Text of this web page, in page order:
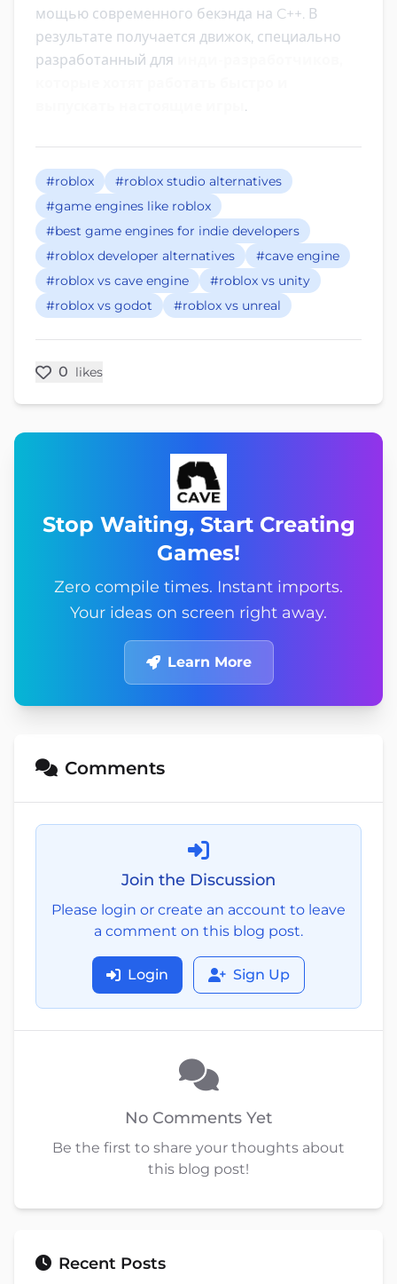
мощью современного бекэнда на C++. В
результате получается движок, специально
разработанный для
.
#roblox
#roblox studio alternatives
#game engines like roblox
#best game engines for indie developers
#roblox developer alternatives
#cave engine
#roblox vs cave engine
#roblox vs unity
#roblox vs godot
#roblox vs unreal
0 likes
Stop Waiting, Start Creating
Games!
Zero compile times. Instant imports.
Your ideas on screen right away.
Learn More
Comments
Join the Discussion
Please login or create an account to leave
a comment on this blog post.
Login Sign Up
No Comments Yet
Be the first to share your thoughts about
this blog post!
Recent Posts